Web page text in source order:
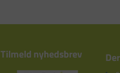
Tilmeld nyhedsbrev